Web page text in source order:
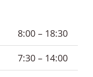
8:00 – 18:30
7:30 – 14:00